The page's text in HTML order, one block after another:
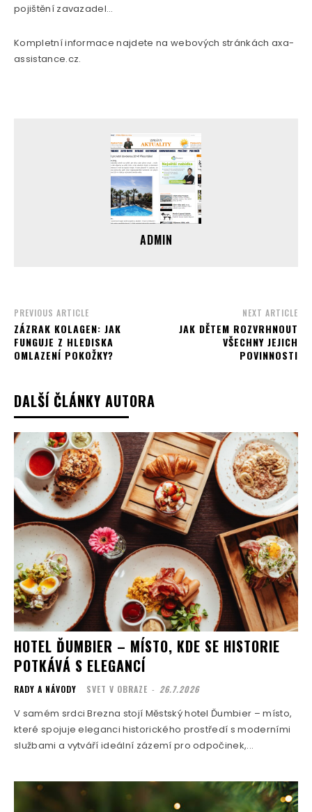
pojištění zavazadel…
Kompletní informace najdete na webových stránkách axa-
assistance.cz.
ADMIN
PREVIOUS ARTICLE
ZÁZRAK KOLAGEN: JAK
FUNGUJE Z HLEDISKA
OMLAZENÍ POKOŽKY?
NEXT ARTICLE
JAK DĚTEM ROZVRHNOUT
VŠECHNY JEJICH
POVINNOSTI
DALŠÍ ČLÁNKY AUTORA
HOTEL ĎUMBIER – MÍSTO, KDE SE HISTORIE
POTKÁVÁ S ELEGANCÍ
RADY A NÁVODY SVET V OBRAZE - 26.7.2026
V samém srdci Brezna stojí Městský hotel Ďumbier – místo,
které spojuje eleganci historického prostředí s moderními
službami a vytváří ideální zázemí pro odpočinek,...